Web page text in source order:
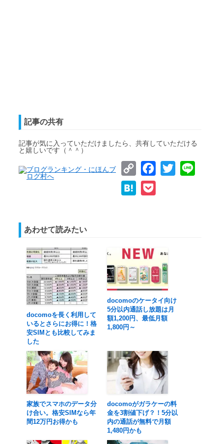
記事の共有
記事が気に入っていただけましたら、共有していただける
と嬉しいです（＾＾）
Copy
Link
Facebook
Twitter
Hatena
あわせて読みたい
docomoを長く利用して
いるとさらにお得に！格
安SIMとも比較してみま
した
docomoのケータイ向け
5分以内通話し放題は月
額1,200円、最低月額
1,800円～
家族でスマホのデータ分
け合い。格安SIMなら年
間12万円お得かも
docomoがガラケーの料
金を3割値下げ？！5分以
内の通話が無料で月額
1,480円かも